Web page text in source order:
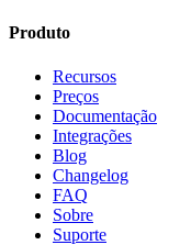
Produto
Recursos
Preços
Documentação
Integrações
Blog
Changelog
FAQ
Sobre
Suporte